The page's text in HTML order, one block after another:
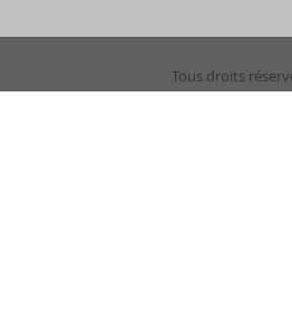
Tous droits